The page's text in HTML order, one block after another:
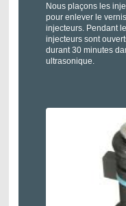
Nous plaçons les
pour enlever le
injecteurs. Pendant
injecteurs sont
durant 30 minutes
ultrasonique.